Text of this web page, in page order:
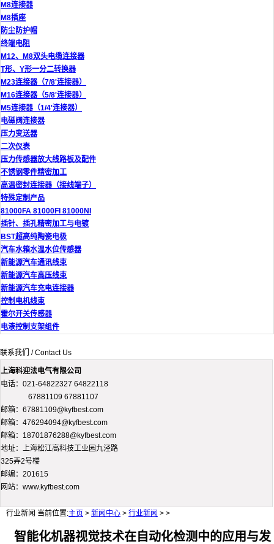
M8连接器
M8插座
防尘防护帽
终端电阻
M12、M8双头电缆连接器
T形、Y形一分二转换器
M23连接器（7/8'连接器）
M16连接器（5/8'连接器）
M5连接器（1/4'连接器）
电磁阀连接器
压力变送器
二次仪表
压力传感器放大线路板及配件
不锈钢零件精密加工
高温密封连接器（接线端子）
特殊定制产品
81000FA 81000FI 81000NI
插针、插孔精密加工与电镀
BST超高纯陶瓷电极
汽车水箱水温水位传感器
新能源汽车通讯线束
新能源汽车高压线束
新能源汽车充电连接器
控制电机线束
霍尔开关传感器
电液控制支架组件
联系我们 / Contact Us
上海科迎法电气有限公司
电话：021-64822327 64822118
67881109 67881107
邮箱：67881109@kyfbest.com
邮箱：476294094@kyfbest.com
邮箱：18701876288@kyfbest.com
地址：上海松江高科技工业园九泾路
325弄2号楼
邮编：201615
网站：www.kyfbest.com
行业新闻 当前位置:主页 > 新闻中心 > 行业新闻 > >
智能化机器视觉技术在自动化检测中的应用与发